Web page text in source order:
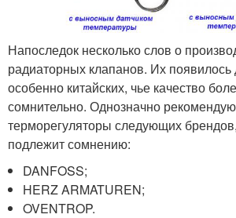
Напоследок несколько слов о
радиаторных клапанов. Их появилось
особенно китайских, чье качество
сомнительно. Однозначно
терморегуляторы следующих
подлежит сомнению:
DANFOSS;
HERZ ARMATUREN;
OVENTROP.